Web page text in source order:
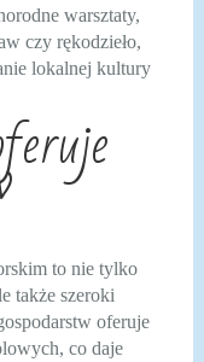
warsztaty,
czy rękodzieło,
lokalnej kultury
to nie tylko
także szeroki
oferuje
co daje